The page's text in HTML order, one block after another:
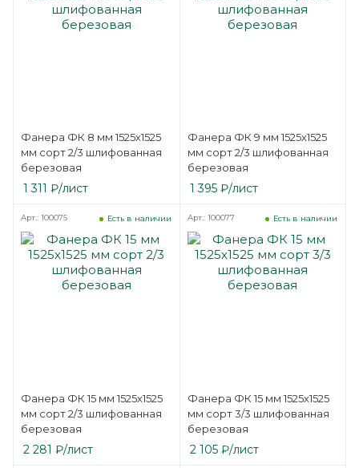
Фанера ФК 8 мм 1525х1525
мм сорт 2/3 шлифованная
березовая
1 311 ₽/лист
Фанера ФК 9 мм 1525х1525
мм сорт 2/3 шлифованная
березовая
1 395₽/лист
Фанера ФК 15 мм 1525х1525
мм сорт 2/3 шлифованная
березовая
Есть в наличии
Арт.: 100075
2 281 ₽/лист
Фанера ФК 15 мм 1525х1525
мм сорт 3/3 шлифованная
березовая
Есть в наличии
Арт.: 100077
2 105₽/лист